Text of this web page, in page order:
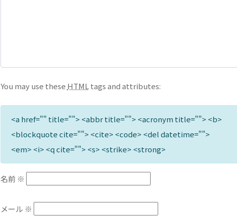
You may use these HTML tags and attributes:
<a href="" title=""> <abbr title=""> <acronym title=""> <b>
<blockquote cite=""> <cite> <code> <del datetime="">
<em> <i> <q cite=""> <s> <strike> <strong>
名前 ※
メール ※